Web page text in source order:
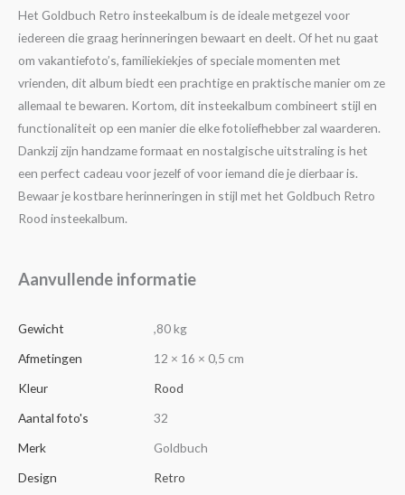
Het Goldbuch Retro insteekalbum is de ideale metgezel voor
iedereen die graag herinneringen bewaart en deelt. Of het nu gaat
om vakantiefoto’s, familiekiekjes of speciale momenten met
vrienden, dit album biedt een prachtige en praktische manier om ze
allemaal te bewaren. Kortom, dit insteekalbum combineert stijl en
functionaliteit op een manier die elke fotoliefhebber zal waarderen.
Dankzij zijn handzame formaat en nostalgische uitstraling is het
een perfect cadeau voor jezelf of voor iemand die je dierbaar is.
Bewaar je kostbare herinneringen in stijl met het Goldbuch Retro
Rood insteekalbum.
Aanvullende informatie
Gewicht
,80 kg
Afmetingen
12 × 16 × 0,5 cm
Kleur
Rood
Aantal foto's
32
Merk
Goldbuch
Design
Retro